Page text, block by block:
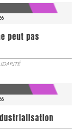
peut pas